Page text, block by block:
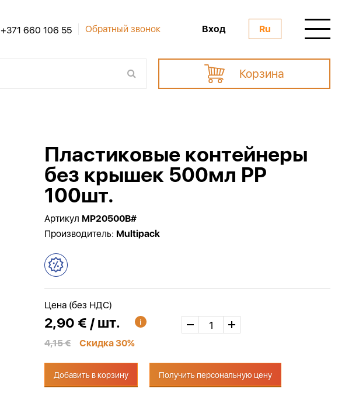
+371 660 106 55 Обратный звонок Вход Ru
Корзина
Пластиковые контейнеры
без крышек 500мл PP
100шт.
Артикул MP20500B#
Производитель: Multipack
Цена (без НДС)
2,90 € / шт.
4,15 € Скидка 30%
Добавить в корзину Получить персональную цену